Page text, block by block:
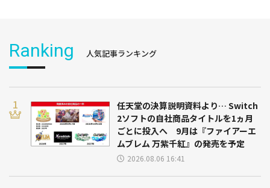
Ranking 人気記事ランキング
任天堂の決算説明資料より… Switch
2ソフトの自社商品タイトルを1ヵ月
ごとに投入へ 9月は『ファイアーエ
ムブレム 万紫千紅』の発売を予定
2026.08.06 16:41